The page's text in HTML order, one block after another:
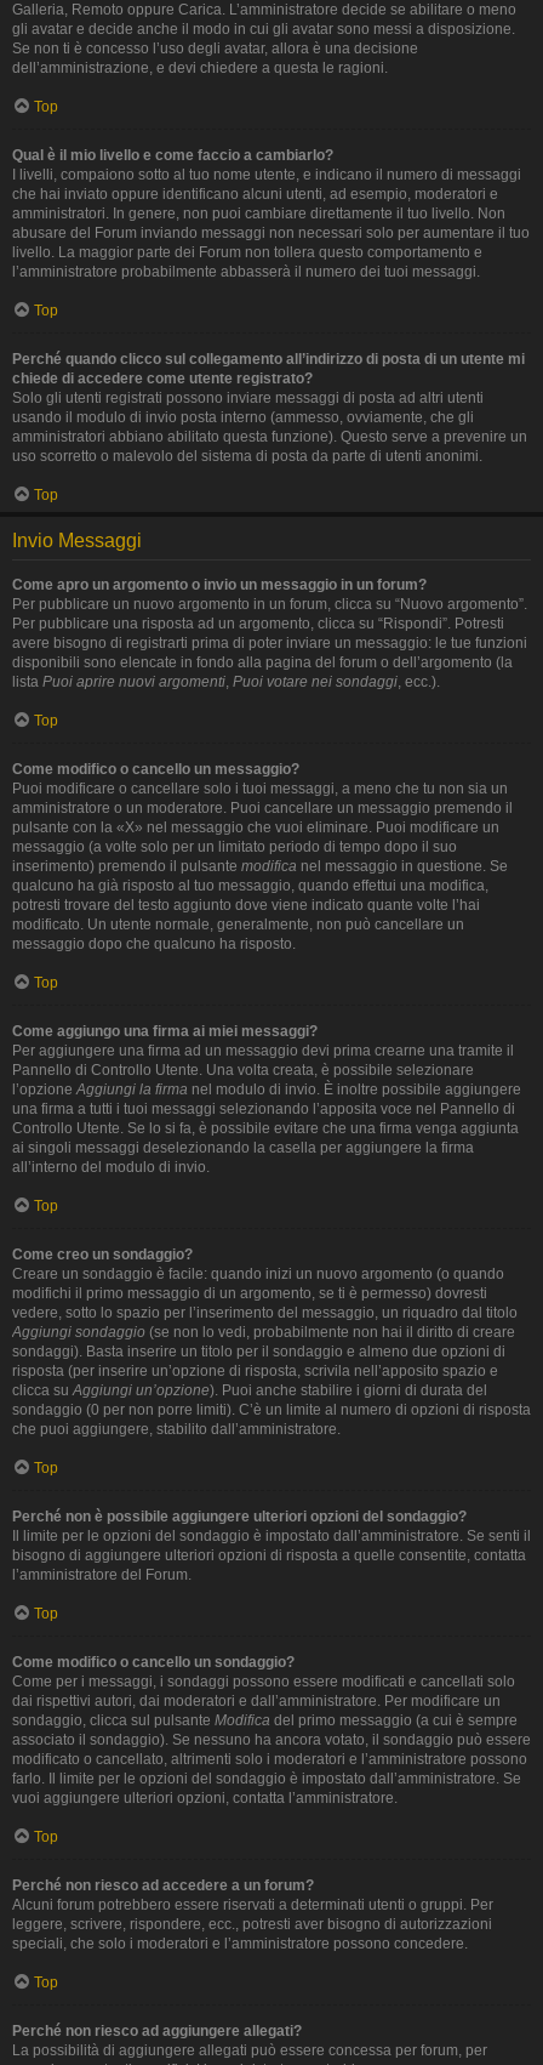
Galleria, Remoto oppure Carica. L’amministratore decide se abilitare o meno
gli avatar e decide anche il modo in cui gli avatar sono messi a disposizione.
Se non ti è concesso l’uso degli avatar, allora è una decisione
dell’amministrazione, e devi chiedere a questa le ragioni.
Top
Qual è il mio livello e come faccio a cambiarlo?
I livelli, compaiono sotto al tuo nome utente, e indicano il numero di messaggi
che hai inviato oppure identificano alcuni utenti, ad esempio, moderatori e
amministratori. In genere, non puoi cambiare direttamente il tuo livello. Non
abusare del Forum inviando messaggi non necessari solo per aumentare il tuo
livello. La maggior parte dei Forum non tollera questo comportamento e
l’amministratore probabilmente abbasserà il numero dei tuoi messaggi.
Top
Perché quando clicco sul collegamento all’indirizzo di posta di un utente mi
chiede di accedere come utente registrato?
Solo gli utenti registrati possono inviare messaggi di posta ad altri utenti
usando il modulo di invio posta interno (ammesso, ovviamente, che gli
amministratori abbiano abilitato questa funzione). Questo serve a prevenire un
uso scorretto o malevolo del sistema di posta da parte di utenti anonimi.
Top
Invio Messaggi
Come apro un argomento o invio un messaggio in un forum?
Per pubblicare un nuovo argomento in un forum, clicca su “Nuovo argomento”.
Per pubblicare una risposta ad un argomento, clicca su “Rispondi”. Potresti
avere bisogno di registrarti prima di poter inviare un messaggio: le tue funzioni
disponibili sono elencate in fondo alla pagina del forum o dell’argomento (la
lista Puoi aprire nuovi argomenti, Puoi votare nei sondaggi, ecc.).
Top
Come modifico o cancello un messaggio?
Puoi modificare o cancellare solo i tuoi messaggi, a meno che tu non sia un
amministratore o un moderatore. Puoi cancellare un messaggio premendo il
pulsante con la «X» nel messaggio che vuoi eliminare. Puoi modificare un
messaggio (a volte solo per un limitato periodo di tempo dopo il suo
inserimento) premendo il pulsante modifica nel messaggio in questione. Se
qualcuno ha già risposto al tuo messaggio, quando effettui una modifica,
potresti trovare del testo aggiunto dove viene indicato quante volte l’hai
modificato. Un utente normale, generalmente, non può cancellare un
messaggio dopo che qualcuno ha risposto.
Top
Come aggiungo una firma ai miei messaggi?
Per aggiungere una firma ad un messaggio devi prima crearne una tramite il
Pannello di Controllo Utente. Una volta creata, è possibile selezionare
l’opzioneAggiungi la firma nel modulo di invio. È inoltre possibile aggiungere
una firma a tutti i tuoi messaggi selezionando l’apposita voce nel Pannello di
Controllo Utente. Se lo si fa, è possibile evitare che una firma venga aggiunta
ai singoli messaggi deselezionando la casella per aggiungere la firma
all’interno del modulo di invio.
Top
Come creo un sondaggio?
Creare un sondaggio è facile: quando inizi un nuovo argomento (o quando
modifichi il primo messaggio di un argomento, se ti è permesso) dovresti
vedere, sotto lo spazio per l’inserimento del messaggio, un riquadro dal titolo
Aggiungi sondaggio (se non lo vedi, probabilmente non hai il diritto di creare
sondaggi). Basta inserire un titolo per il sondaggio e almeno due opzioni di
risposta (per inserire un’opzione di risposta, scrivila nell’apposito spazio e
clicca suAggiungi un’opzione). Puoi anche stabilire i giorni di durata del
sondaggio (0 per non porre limiti). C’è un limite al numero di opzioni di risposta
che puoi aggiungere, stabilito dall’amministratore.
Top
Perché non è possibile aggiungere ulteriori opzioni del sondaggio?
Il limite per le opzioni del sondaggio è impostato dall’amministratore. Se senti il
bisogno di aggiungere ulteriori opzioni di risposta a quelle consentite, contatta
l’amministratore del Forum.
Top
Come modifico o cancello un sondaggio?
Come per i messaggi, i sondaggi possono essere modificati e cancellati solo
dai rispettivi autori, dai moderatori e dall’amministratore. Per modificare un
sondaggio, clicca sul pulsante Modifica del primo messaggio (a cui è sempre
associato il sondaggio). Se nessuno ha ancora votato, il sondaggio può essere
modificato o cancellato, altrimenti solo i moderatori e l’amministratore possono
farlo. Il limite per le opzioni del sondaggio è impostato dall’amministratore. Se
vuoi aggiungere ulteriori opzioni, contatta l’amministratore.
Top
Perché non riesco ad accedere a un forum?
Alcuni forum potrebbero essere riservati a determinati utenti o gruppi. Per
leggere, scrivere, rispondere, ecc., potresti aver bisogno di autorizzazioni
speciali, che solo i moderatori e l’amministratore possono concedere.
Top
Perché non riesco ad aggiungere allegati?
La possibilità di aggiungere allegati può essere concessa per forum, per